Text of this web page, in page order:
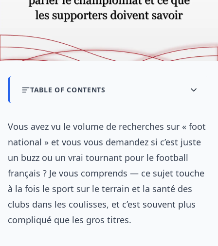
TABLE OF CONTENTS
Vous avez vu le volume de recherches sur « foot
national » et vous vous demandez si c’est juste
un buzz ou un vrai tournant pour le football
français ? Je vous comprends — ce sujet touche
à la fois le sport sur le terrain et la santé des
clubs dans les coulisses, et c’est souvent plus
compliqué que les gros titres.